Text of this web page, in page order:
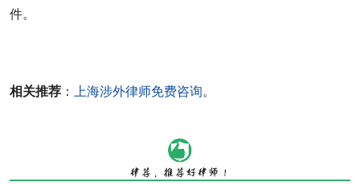
件。
相关推荐 ： 上海涉外律师免费咨询。